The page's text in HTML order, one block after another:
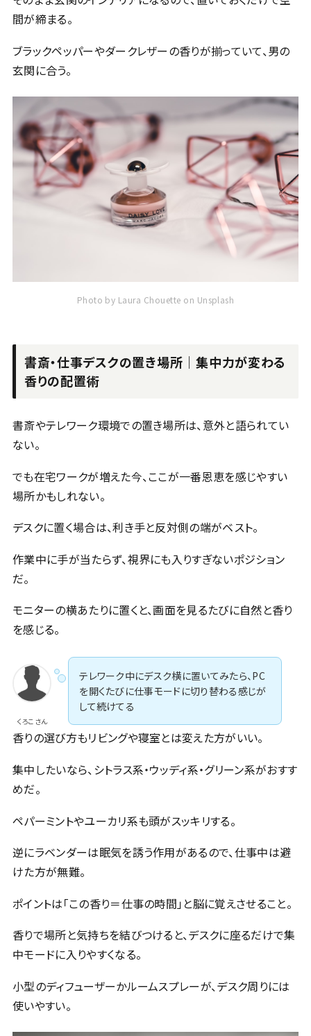
間が締まる。
ブラックペッパーやダークレザーの香りが揃っていて、男の
玄関に合う。
Photo by Laura Chouette on Unsplash
書斎・仕事デスクの置き場所｜集中力が変わる
香りの配置術
書斎やテレワーク環境での置き場所は、意外と語られてい
ない。
でも在宅ワークが増えた今、ここが一番恩恵を感じやすい
場所かもしれない。
デスクに置く場合は、利き手と反対側の端がベスト。
作業中に手が当たらず、視界にも入りすぎないポジション
だ。
モニターの横あたりに置くと、画面を見るたびに自然と香り
を感じる。
くろこさん
テレワーク中にデスク横に置いてみたら、PC
を開くたびに仕事モードに切り替わる感じが
して続けてる
香りの選び方もリビングや寝室とは変えた方がいい。
集中したいなら、シトラス系・ウッディ系・グリーン系がおすす
めだ。
ペパーミントやユーカリ系も頭がスッキリする。
逆にラベンダーは眠気を誘う作用があるので、仕事中は避
けた方が無難。
ポイントは「この香り＝仕事の時間」と脳に覚えさせること。
香りで場所と気持ちを結びつけると、デスクに座るだけで集
中モードに入りやすくなる。
小型のディフューザーかルームスプレーが、デスク周りには
使いやすい。